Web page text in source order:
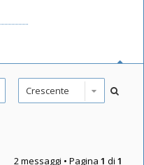
2 messaggi • Pagina 1 di 1